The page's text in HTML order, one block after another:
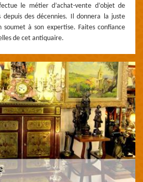
le métier d’achat-vente d’objet de
depuis des décennies. Il donnera la juste
soumet à son expertise. Faites confiance
de cet antiquaire.